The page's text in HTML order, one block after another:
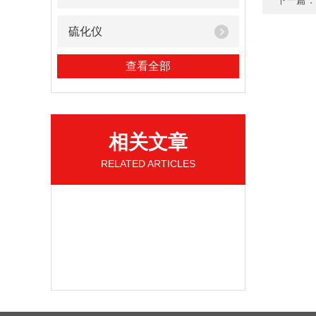
硫化仪
查看全部
相关文章
RELATED ARTICLES